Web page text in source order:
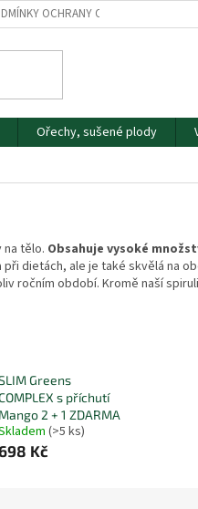
OCHRANY OS. ÚDAJŮ
Ořechy, sušené plody
tělo. Obsahuje vysoké
dietách, ale je také skvělá na
ročním období. Kromě naší
Greens
s příchutí
Mango 2 + 1 ZDARMA
(>5 ks)
Kč